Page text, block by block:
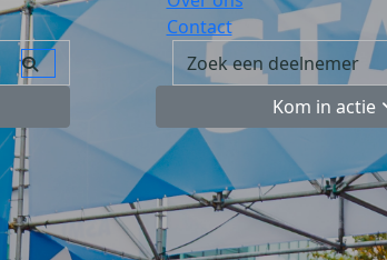
Contact
Kom in actie